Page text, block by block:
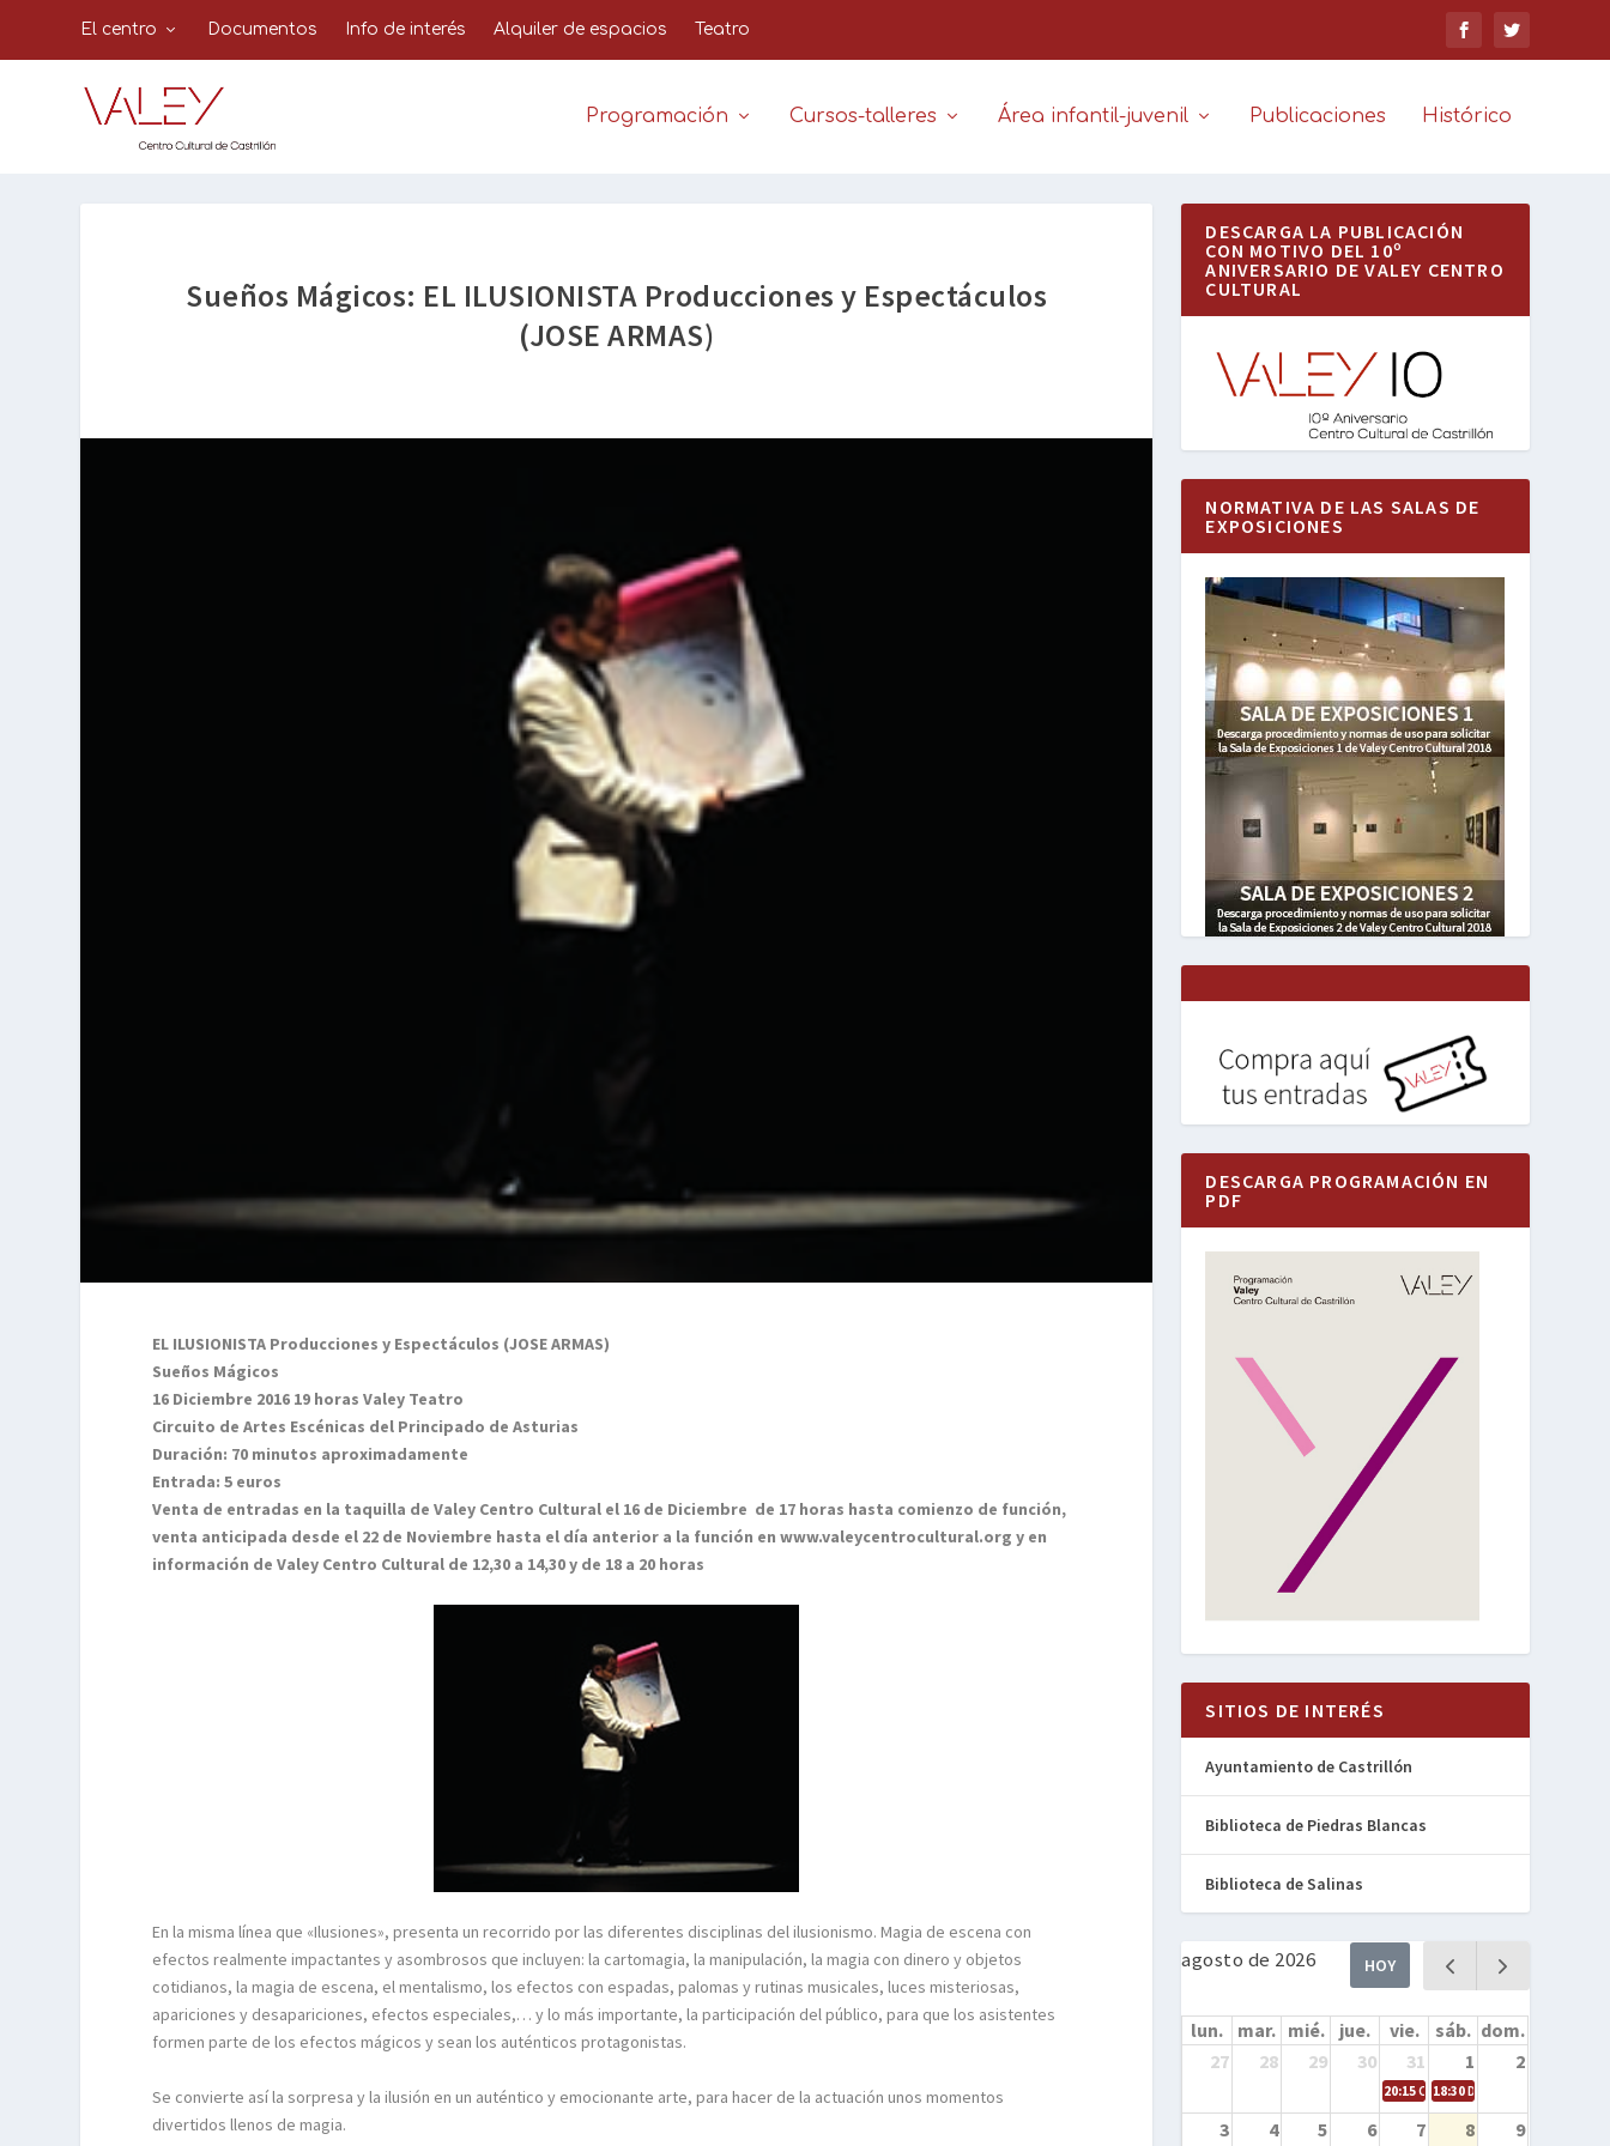
El centro Documentos Info de interés Alquiler de espacios Teatro
Programación Cursos-talleres Área infantil-juvenil Publicaciones Histórico
Sueños Mágicos: EL ILUSIONISTA Producciones y Espectáculos
(JOSE ARMAS)
EL ILUSIONISTA Producciones y Espectáculos (JOSE ARMAS)
Sueños Mágicos
16 Diciembre 2016 19 horas Valey Teatro
Circuito de Artes Escénicas del Principado de Asturias
Duración: 70 minutos aproximadamente
Entrada: 5 euros
Venta de entradas en la taquilla de Valey Centro Cultural el 16 de Diciembre de 17 horas hasta comienzo de función,
venta anticipada desde el 22 de Noviembre hasta el día anterior a la función en www.valeycentrocultural.org y en
información de Valey Centro Cultural de 12,30 a 14,30 y de 18 a 20 horas
En la misma línea que «Ilusiones», presenta un recorrido por las diferentes disciplinas del ilusionismo. Magia de escena con
efectos realmente impactantes y asombrosos que incluyen: la cartomagia, la manipulación, la magia con dinero y objetos
cotidianos, la magia de escena, el mentalismo, los efectos con espadas, palomas y rutinas musicales, luces misteriosas,
apariciones y desapariciones, efectos especiales,… y lo más importante, la participación del público, para que los asistentes
formen parte de los efectos mágicos y sean los auténticos protagonistas.
Se convierte así la sorpresa y la ilusión en un auténtico y emocionante arte, para hacer de la actuación unos momentos
divertidos llenos de magia.
DESCARGA LA PUBLICACIÓN
CON MOTIVO DEL 10º
ANIVERSARIO DE VALEY CENTRO
CULTURAL
NORMATIVA DE LAS SALAS DE
EXPOSICIONES
DESCARGA PROGRAMACIÓN EN
PDF
SITIOS DE INTERÉS
Ayuntamiento de Castrillón
Biblioteca de Piedras Blancas
Biblioteca de Salinas
agosto de 2026 HOY
lun. mar. mié. jue. vie. sáb. dom.
27
28 29 30 31 1 2
20:15Cine en la calle – Cómo
18:30Danza – Cita en el
3 4 5 6 7 8 9